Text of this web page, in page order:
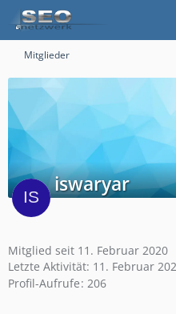
Mitglieder
iswaryar
Mitglied seit 11. Februar 2020
Letzte Aktivität: 11. Februar
Profil-Aufrufe 206